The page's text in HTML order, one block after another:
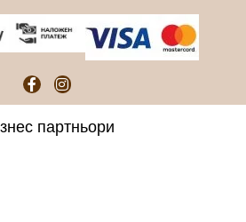
партньори